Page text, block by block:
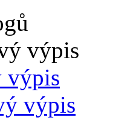
výpis
výpis
výpis